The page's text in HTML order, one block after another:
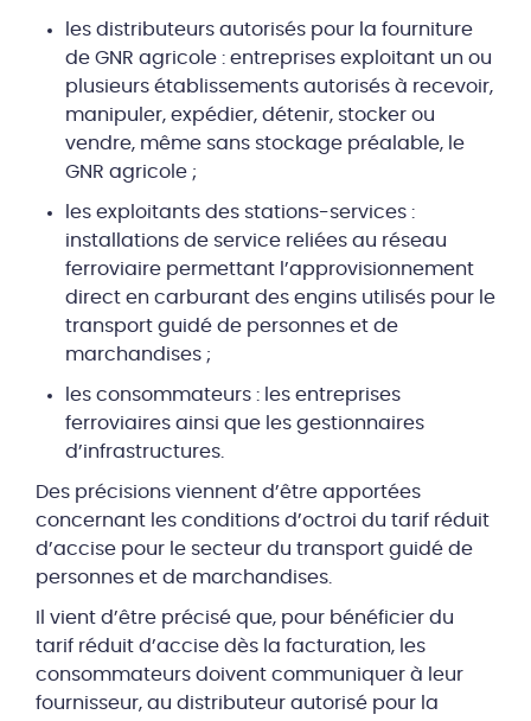
les distributeurs autorisés pour la fourniture
de GNR agricole : entreprises exploitant un ou
plusieurs établissements autorisés à recevoir,
manipuler, expédier, détenir, stocker ou
vendre, même sans stockage préalable, le
GNR agricole ;
les exploitants des stations-services :
installations de service reliées au réseau
ferroviaire permettant l’approvisionnement
direct en carburant des engins utilisés pour le
transport guidé de personnes et de
marchandises ;
les consommateurs : les entreprises
ferroviaires ainsi que les gestionnaires
d’infrastructures.
Des précisions viennent d’être apportées
concernant les conditions d’octroi du tarif réduit
d’accise pour le secteur du transport guidé de
personnes et de marchandises.
Il vient d’être précisé que, pour bénéficier du
tarif réduit d’accise dès la facturation, les
consommateurs doivent communiquer à leur
fournisseur, au distributeur autorisé pour la